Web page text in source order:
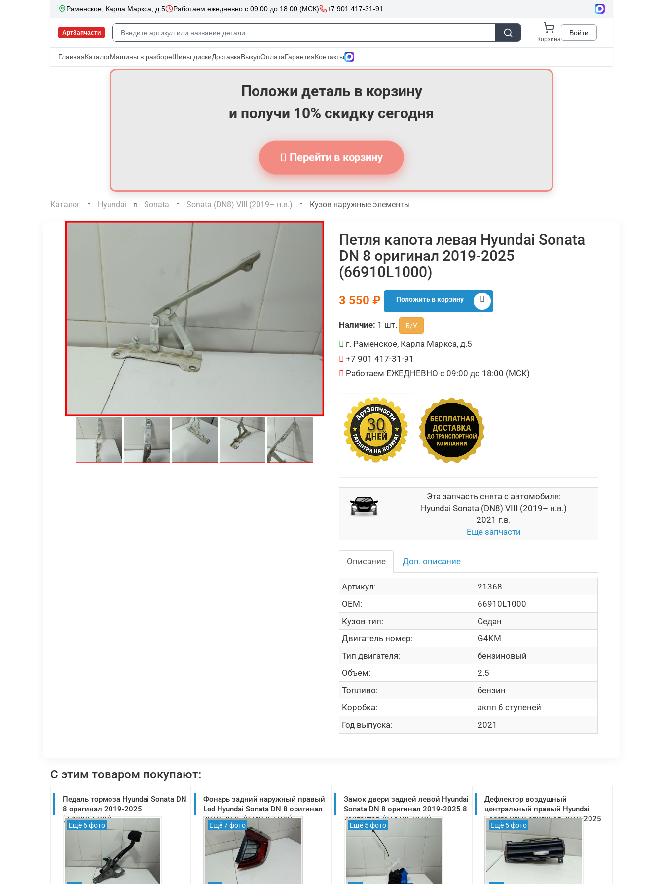
Положи деталь в корзину
и получи 10% скидку сегодня
Перейти в корзину
Каталог Hyundai Sonata Sonata (DN8) VIII (2019– н.в.) Кузов наружные элементы
Петля капота левая Hyundai Sonata
DN 8 оригинал 2019-2025
(66910L1000)
3 550 ₽ Положить в корзину
Наличие: 1 шт. Б/У
г. Раменское, Карла Маркса, д.5
+7 901 417-31-91
Работаем ЕЖЕДНЕВНО с 09:00 до 18:00 (МСК)
Эта запчасть снята с автомобиля:
Hyundai Sonata (DN8) VIII (2019– н.в.)
2021 г.в.
Еще запчасти
Описание Доп. описание
Артикул:
21368
OEM:
66910L1000
Кузов тип:
Седан
Двигатель номер:
G4KM
Тип двигателя:
бензиновый
Объем:
2.5
Топливо:
бензин
Коробка:
акпп 6 ступеней
Год выпуска:
2021
С этим товаром покупают:
Педаль тормоза Hyundai Sonata DN
8 оригинал 2019-2025
(32800L1100)
Ещё 6 фото
Фонарь задний наружный правый
Led Hyundai Sonata DN 8 оригинал
2019-2025 (92402L1100)
Ещё 7 фото
Замок двери задней левой Hyundai
Sonata DN 8 оригинал 2019-2025 8
контактов (81410L1010)
Ещё 5 фото
Дефлектор воздушный
центральный правый Hyundai
Sonata DN 8 оригинал 2019-2025
(97420L1000SRF)
Ещё 5 фото